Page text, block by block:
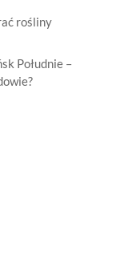
rośliny
Południe –